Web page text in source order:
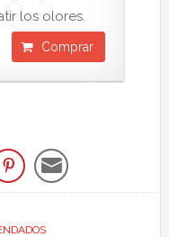
los olores.
Comprar